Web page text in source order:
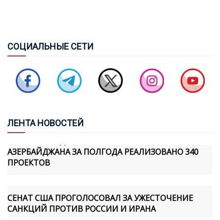
СОЦИАЛЬНЫЕ СЕТИ
ЛЕНТА НОВОСТЕЙ
ПРОЦЕССА
АРЬЕ ЛАЙТСТОУН: США ПЕРЕЗАПУСТИЛИ
НА ОСВОБОЖДЕННЫХ ТЕРРИТОРИЯХ
АЗЕРБАЙДЖАНА ЗА ПОЛГОДА РЕАЛИЗОВАНО 340
ПРОЕКТОВ
САНКЦИЙ ПРОТИВ РОССИИ И ИРАНА